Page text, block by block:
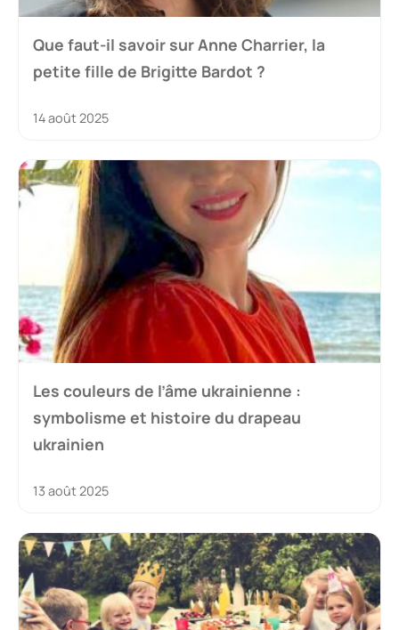
Que faut-il savoir sur Anne Charrier, la
petite fille de Brigitte Bardot ?
14 août 2025
Les couleurs de l’âme ukrainienne :
symbolisme et histoire du drapeau
ukrainien
13 août 2025